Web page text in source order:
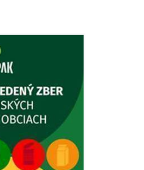
Sivoň
- MUDr.
Močidľany
čerpania
bude riešiť